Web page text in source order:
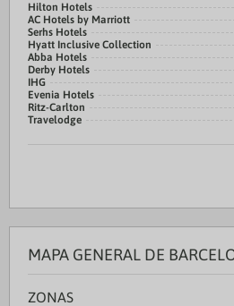
Hilton Hotels
AC Hotels by Marriott
Serhs Hotels
Hyatt Inclusive Collection
Abba Hotels
Derby Hotels
IHG
Evenia Hotels
Ritz-Carlton
Travelodge
MAPA GENERAL DE
ZONAS